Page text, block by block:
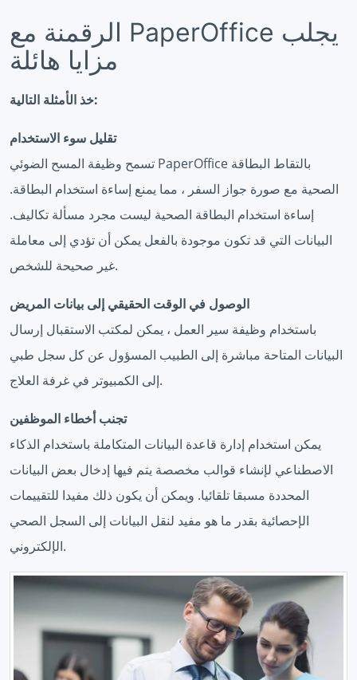
الرقمنة مع PaperOffice يجلب
مزايا هائلة
خذ الأمثلة التالية:
تقليل سوء الاستخدام
تسمح وظيفة المسح الضوئي PaperOffice بالتقاط البطاقة
الصحية مع صورة جواز السفر ، مما يمنع إساءة استخدام البطاقة.
إساءة استخدام البطاقة الصحية ليست مجرد مسألة تكاليف.
البيانات التي قد تكون موجودة بالفعل يمكن أن تؤدي إلى معاملة
غير صحيحة للشخص.
الوصول في الوقت الحقيقي إلى بيانات المريض
باستخدام وظيفة سير العمل ، يمكن لمكتب الاستقبال إرسال
البيانات المتاحة مباشرة إلى الطبيب المسؤول عن كل سجل طبي
إلى الكمبيوتر في غرفة العلاج.
تجنب أخطاء الموظفين
يمكن استخدام إدارة قاعدة البيانات المتكاملة باستخدام الذكاء
الاصطناعي لإنشاء قوالب مخصصة يتم فيها إدخال بعض البيانات
المحددة مسبقا تلقائيا. ويمكن أن يكون ذلك مفيدا للتقييمات
الإحصائية بقدر ما هو مفيد لنقل البيانات إلى السجل الصحي
الإلكتروني.